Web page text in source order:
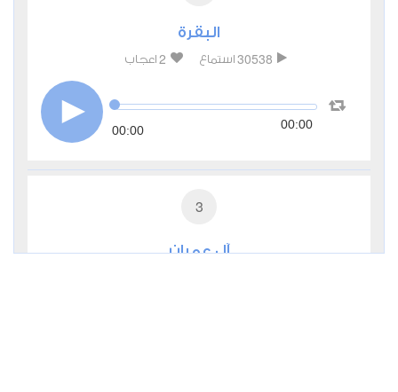
البقرة
30538 استماع 2 اعجاب
00:00 00:00
3
آل عمران